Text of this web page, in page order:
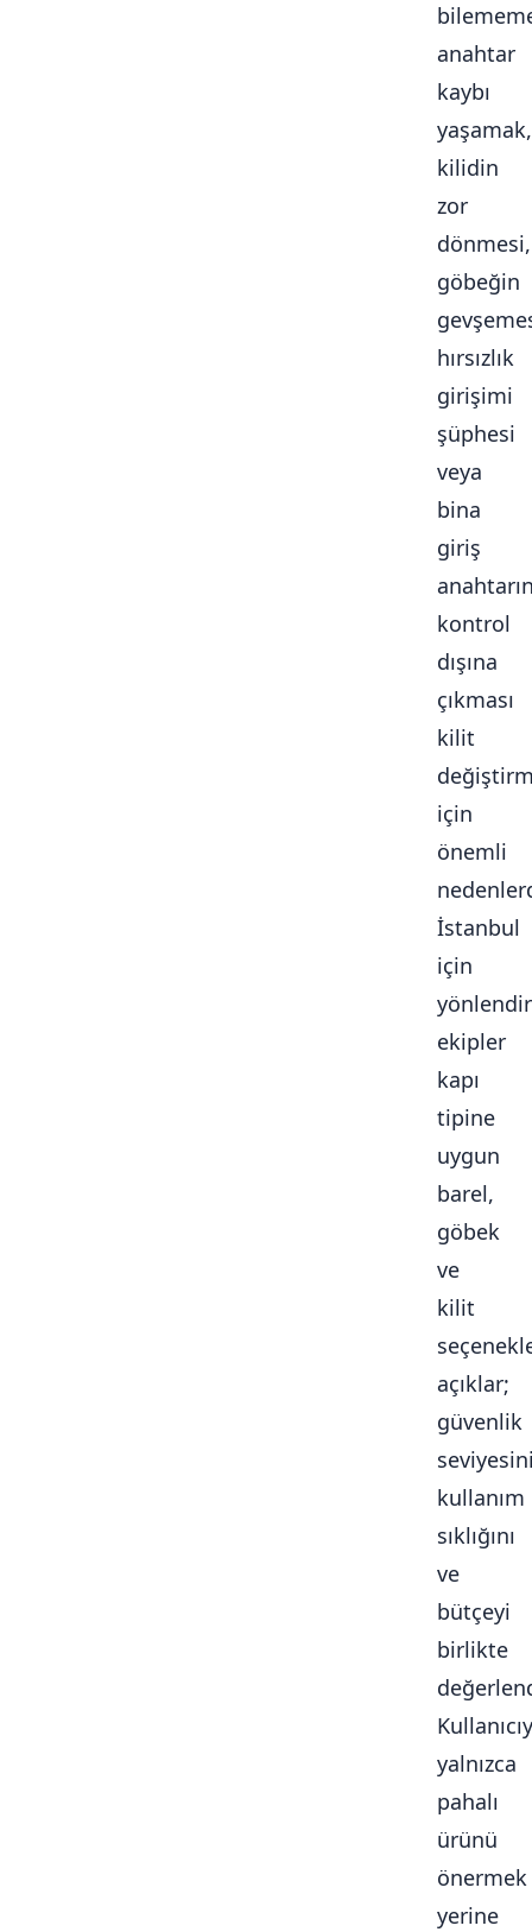
anahtar
kaybı
yaşamak,
kilidin
zor
dönmesi,
göbeğin
hırsızlık
girişimi
şüphesi
veya
bina
giriş
kontrol
dışına
çıkması
kilit
için
önemli
İstanbul
için
ekipler
kapı
tipine
uygun
barel,
göbek
ve
kilit
açıklar;
güvenlik
kullanım
sıklığını
ve
bütçeyi
birlikte
yalnızca
pahalı
ürünü
önermek
yerine